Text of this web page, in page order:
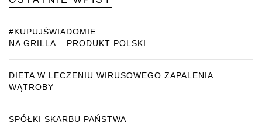
#KUPUJŚWIADOMIE
NA GRILLA – PRODUKT POLSKI
DIETA W LECZENIU WIRUSOWEGO ZAPALENIA
WĄTROBY
SPÓŁKI SKARBU PAŃSTWA